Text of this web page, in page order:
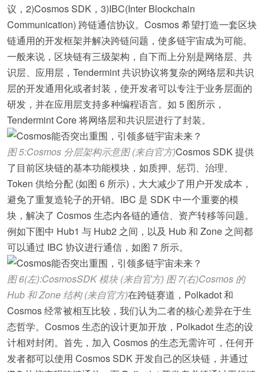
议，2)Cosmos SDK，3)IBC(Inter Blockchain
Communication) 跨链通信协议。Cosmos 希望打造一套区块
链通用的开发框架并解决跨链问题，使多链宇宙成为可能。
一般来说，区块链有三级架构，自下而上分别是网络层、共
识层、应用层，Tendermint 共识协议将复杂的网络层和共识
层的开发通用化或者封装，使开发者可以专注于业务层面的
研发，并在应用层支持多种编程语言。如 5 图所示，
Tendermint Core 将网络层和共识层进行了封装。
图 5:Cosmos 分层架构示意图 (来自官方)Cosmos SDK 提供
了目前区块链的基本功能模块，如质押、惩罚、治理、
Token 供给分配 (如图 6 所示)，大大减少了用户开发成本，
避免了重复造轮子的开销。IBC 是 SDK 中一个重要的模
块，解决了 Cosmos 生态内各链的通信、资产转移等问题。
例如下图中 Hub1 与 Hub2 之间，以及 Hub 和 Zone 之间都
可以通过 IBC 协议进行通信，如图 7 所示。
图 6(左):CosmosSDK 模块 (来自官方) 图 7(右)Cosmos 的
Hub 和 Zone 结构 (来自官方)在跨链赛道，Polkadot 和
Cosmos 经常被相互比较，我们认为二者的核心差异在于生
态哲学。Cosmos 生态的设计更加开放，Polkadot 生态的设
计相对封闭。首先，加入 Cosmos 的生态无需许可，任何开
发者都可以使用 Cosmos SDK 开发自己的区块链，并通过